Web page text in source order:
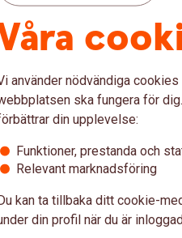
har varit det vi kallar
börjar det hända saker. Vi är
han.
är beslutet att börja bygga
– det finns inga kvarnar i
i hela landet. Lösningen
att bygga lager, som vi gjorde
fungerande flöden i våra
använder nödvändiga
ska fungera för
din upplevelse:
Funktioner, prestanda och
Relevant marknadsföring
kan ta tillbaka ditt cookie-
din profil när du är